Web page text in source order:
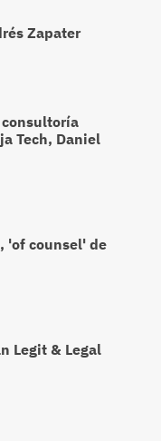
Zapater
consultoría
Tech, Daniel
'of counsel' de
Legit & Legal